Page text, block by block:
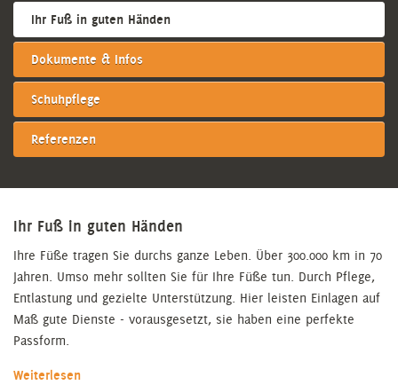
Ihr Fuß in guten Händen
Dokumente & Infos
Schuhpflege
Referenzen
Ihr Fuß in guten Händen
Ihre Füße tragen Sie durchs ganze Leben. Über 300.000 km in 70
Jahren. Umso mehr sollten Sie für Ihre Füße tun. Durch Pflege,
Entlastung und gezielte Unterstützung. Hier leisten Einlagen auf
Maß gute Dienste - vorausgesetzt, sie haben eine perfekte
Passform.
Weiterlesen